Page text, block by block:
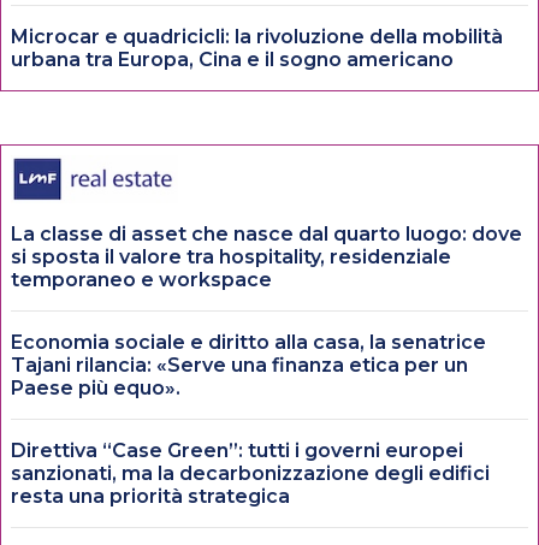
Microcar e quadricicli: la rivoluzione della mobilità
urbana tra Europa, Cina e il sogno americano
La classe di asset che nasce dal quarto luogo: dove
si sposta il valore tra hospitality, residenziale
temporaneo e workspace
Economia sociale e diritto alla casa, la senatrice
Tajani rilancia: «Serve una finanza etica per un
Paese più equo».
Direttiva “Case Green”: tutti i governi europei
sanzionati, ma la decarbonizzazione degli edifici
resta una priorità strategica